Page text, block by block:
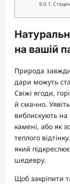
на вашій
Природа
дари можуть
Свіжі ягоди,
й смачно.
виблискують на
камені, або як
теплого
який
шедевру.
Щоб закріпити